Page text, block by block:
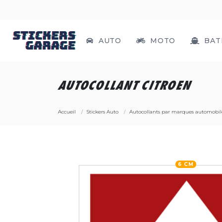
AUTO MOTO
AUTOCOLLANT CITROEN
Accueil Stickers Auto Autocollants par marques
6 CM